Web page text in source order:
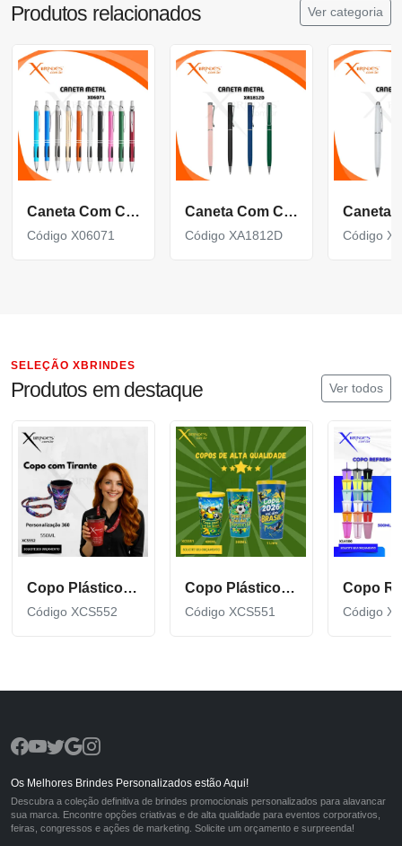
Produtos relacionados Ver categoria
Caneta Com Corpo De Metal Carga Azul E Acionamento Por Clique X06071
Código X06071
Caneta Com Corpo De Metal Carga Azul E Acionamento Por Rotação Xa1812D
Código XA1812D Código
SELEÇÃO XBRINDES
Produtos em destaque Ver todos
Copo Plástico de 550 ML com Tirante Personalizado XCS552
Código XCS552
Copo Plástico personalizado In Mold Label 360 XCS551
Código XCS551 Código
Os Melhores Brindes Personalizados estão Aqui!
Descubra a coleção definitiva de brindes promocionais personalizados para alavancar
sua marca. Encontre opções criativas e de alta qualidade para eventos corporativos,
feiras, congressos e ações de marketing. Solicite um orçamento e surpreenda!